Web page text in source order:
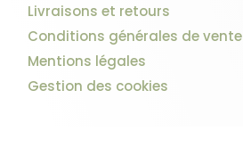
Livraisons et retours
Conditions générales de vente
Mentions légales
Gestion des cookies